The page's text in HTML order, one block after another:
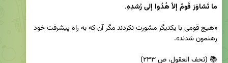
ما تَشاوَرَ قَومٌ إلاّ هُدُوا إلى رُشدِهِ